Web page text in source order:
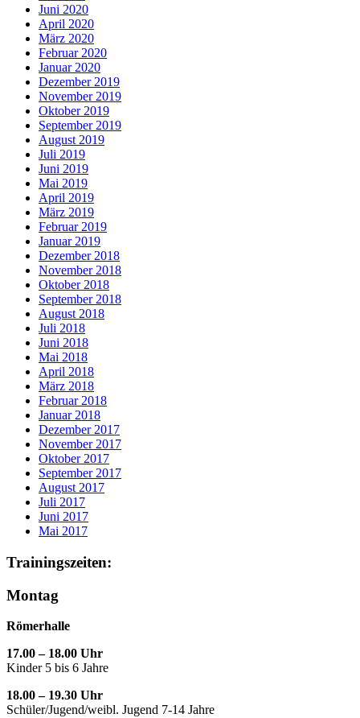
Juni 2020
April 2020
März 2020
Februar 2020
Januar 2020
Dezember 2019
November 2019
Oktober 2019
September 2019
August 2019
Juli 2019
Juni 2019
Mai 2019
April 2019
März 2019
Februar 2019
Januar 2019
Dezember 2018
November 2018
Oktober 2018
September 2018
August 2018
Juli 2018
Juni 2018
Mai 2018
April 2018
März 2018
Februar 2018
Januar 2018
Dezember 2017
November 2017
Oktober 2017
September 2017
August 2017
Juli 2017
Juni 2017
Mai 2017
Trainingszeiten:
Montag
Römerhalle
17.00 – 18.00 Uhr
Kinder 5 bis 6 Jahre
18.00 – 19.30 Uhr
Schüler/Jugend/weibl. Jugend 7-14 Jahre